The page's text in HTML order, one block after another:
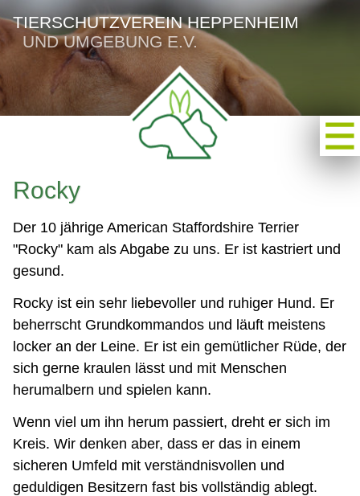
TIERSCHUTZVEREIN HEPPENHEIM
UND UMGEBUNG E.V.
Rocky
Der 10 jährige American Staffordshire Terrier
"Rocky" kam als Abgabe zu uns. Er ist kastriert und
gesund.
Rocky ist ein sehr liebevoller und ruhiger Hund. Er
beherrscht Grundkommandos und läuft meistens
locker an der Leine. Er ist ein gemütlicher Rüde, der
sich gerne kraulen lässt und mit Menschen
herumalbern und spielen kann.
Wenn viel um ihn herum passiert, dreht er sich im
Kreis. Wir denken aber, dass er das in einem
sicheren Umfeld mit verständnisvollen und
geduldigen Besitzern fast bis vollständig ablegt.